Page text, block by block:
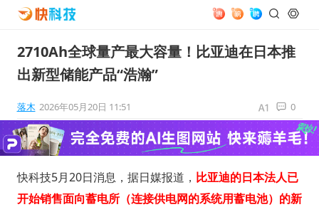
2710Ah全球量产最大容量！比亚迪在日本推
出新型储能产品“浩瀚”
落木 2026年05月20日 11:51 0
快科技5月20日消息，据日媒报道， 比亚迪的日本法人已
开始销售面向蓄电所（连接供电网的系统用蓄电池）的新